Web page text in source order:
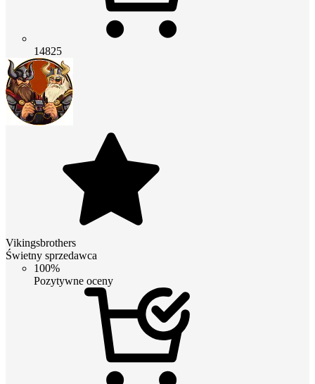
14825
Vikingsbrothers
Świetny sprzedawca
100%
Pozytywne oceny